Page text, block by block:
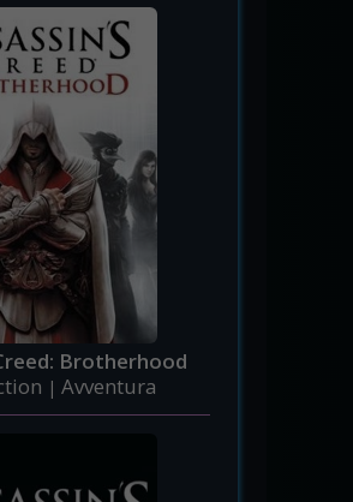
Brotherhood
|Avventura